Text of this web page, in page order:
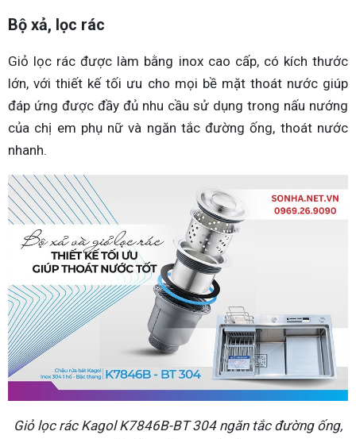
Bộ xả, lọc rác
Giỏ lọc rác được làm bằng inox cao cấp, có kích thước
lớn, với thiết kế tối ưu cho mọi bề mặt thoát nước giúp
đáp ứng được đầy đủ nhu cầu sử dụng trong nấu nướng
của chị em phụ nữ và ngăn tắc đường ống, thoát nước
nhanh.
Giỏ lọc rác Kagol K7846B-BT 304 ngăn tắc đường ống,